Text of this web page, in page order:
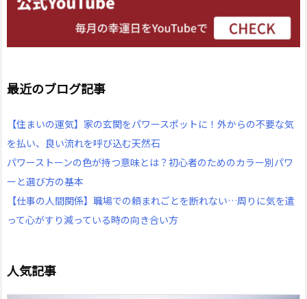
最近のブログ記事
【住まいの運気】家の玄関をパワースポットに！外からの不要な気
を払い、良い流れを呼び込む天然石
パワーストーンの色が持つ意味とは？初心者のためのカラー別パワ
ーと選び方の基本
【仕事の人間関係】職場での頼まれごとを断れない…周りに気を遣
って心がすり減っている時の向き合い方
人気記事